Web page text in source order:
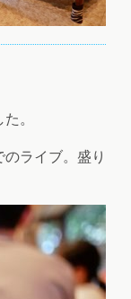
。
ライブ。盛り